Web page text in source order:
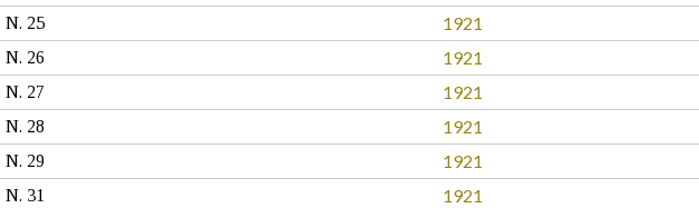
N. 25 1921
N. 26 1921
N. 27 1921
N. 28 1921
N. 29 1921
N. 31 1921